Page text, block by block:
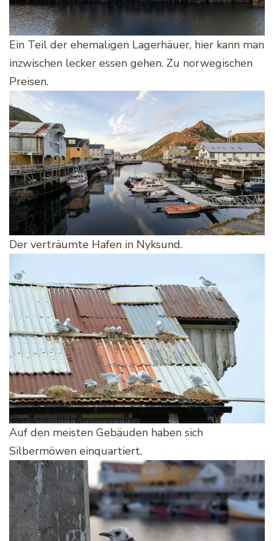
Ein Teil der ehemaligen Lagerhäuer, hier kann man
inzwischen lecker essen gehen. Zu norwegischen
Preisen.
Der verträumte Hafen in Nyksund.
Auf den meisten Gebäuden haben sich
Silbermöwen einquartiert.